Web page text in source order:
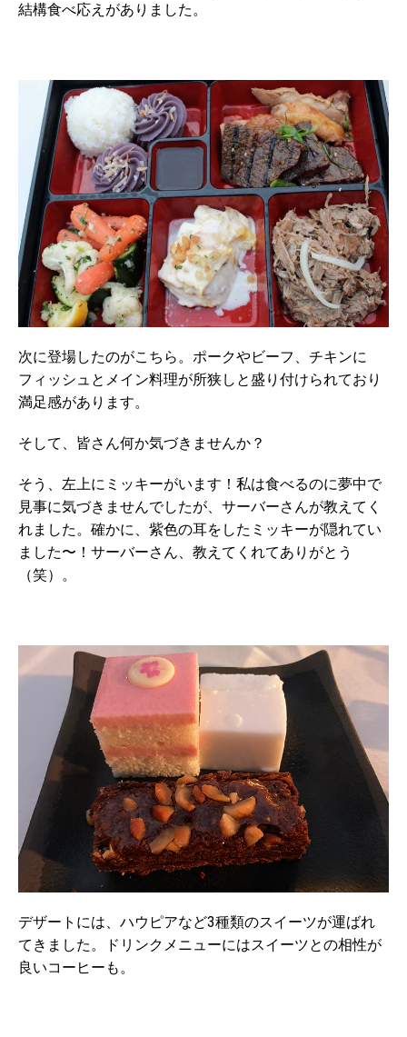
結構食べ応えがありました。
次に登場したのがこちら。ポークやビーフ、チキンに
フィッシュとメイン料理が所狭しと盛り付けられており
満足感があります。
そして、皆さん何か気づきませんか？
そう、左上にミッキーがいます！私は食べるのに夢中で
見事に気づきませんでしたが、サーバーさんが教えてく
れました。確かに、紫色の耳をしたミッキーが隠れてい
ました〜！サーバーさん、教えてくれてありがとう
（笑）。
デザートには、ハウピアなど3種類のスイーツが運ばれ
てきました。ドリンクメニューにはスイーツとの相性が
良いコーヒーも。